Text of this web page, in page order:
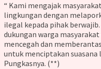
“ Kami mengajak
lingkungan dengan
ilegal kepada pihak
dukungan warga
mencegah dan
untuk menciptakan suasana
Pungkasnya. (**)